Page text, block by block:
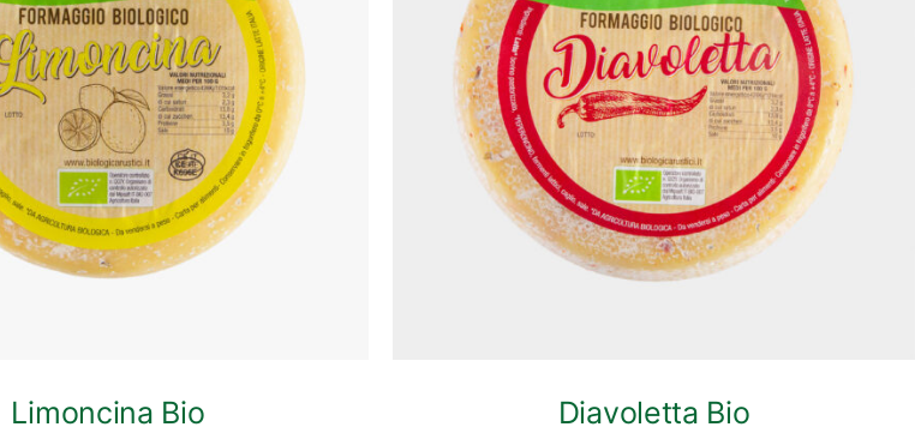
ANTEPRIMA RAPIDA
Limoncina Bio
ANTEPRIMA RAPIDA
Diavoletta Bio